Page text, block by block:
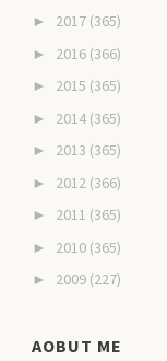
► 2017 (365)
► 2016 (366)
► 2015 (365)
► 2014 (365)
► 2013 (365)
► 2012 (366)
► 2011 (365)
► 2010 (365)
► 2009 (227)
AOBUT ME